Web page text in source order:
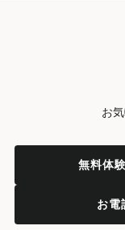
お
無料体
お電